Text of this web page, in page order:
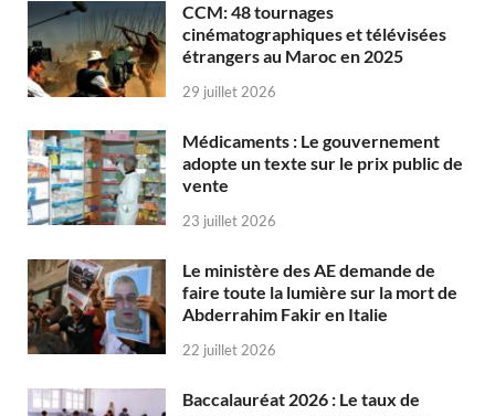
CCM: 48 tournages
cinématographiques et télévisées
étrangers au Maroc en 2025
29 juillet 2026
Médicaments : Le gouvernement
adopte un texte sur le prix public de
vente
23 juillet 2026
Le ministère des AE demande de
faire toute la lumière sur la mort de
Abderrahim Fakir en Italie
22 juillet 2026
Baccalauréat 2026 : Le taux de